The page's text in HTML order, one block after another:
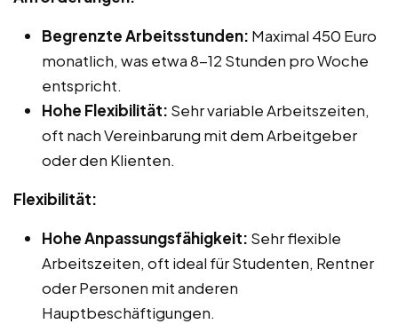
Begrenzte Arbeitsstunden: Maximal 450 Euro
monatlich, was etwa 8-12 Stunden pro Woche
entspricht.
Hohe Flexibilität: Sehr variable Arbeitszeiten,
oft nach Vereinbarung mit dem Arbeitgeber
oder den Klienten.
Flexibilität:
Hohe Anpassungsfähigkeit: Sehr flexible
Arbeitszeiten, oft ideal für Studenten, Rentner
oder Personen mit anderen
Hauptbeschäftigungen.